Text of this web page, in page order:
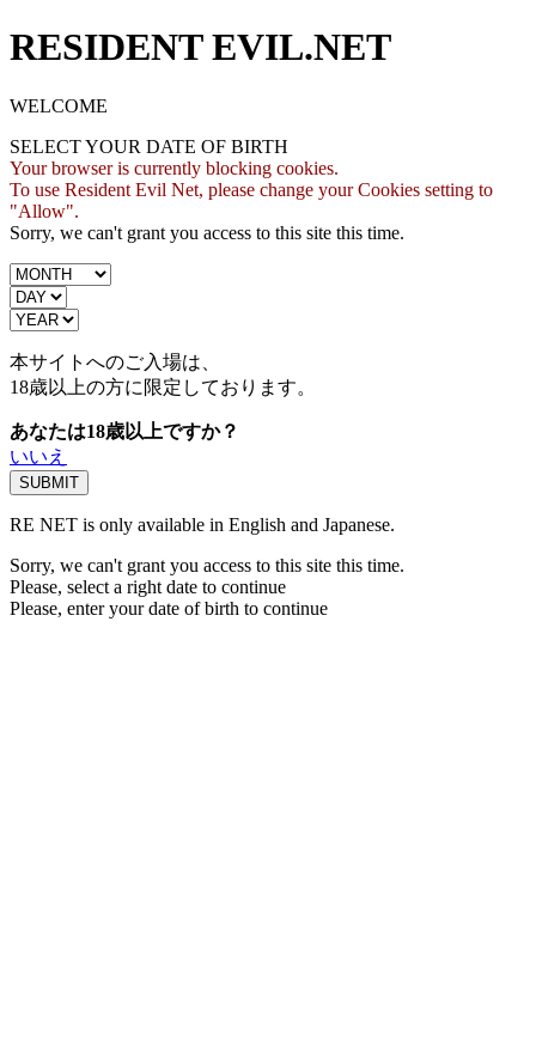
RESIDENT EVIL.NET
WELCOME
SELECT YOUR DATE OF BIRTH
Your browser is currently blocking cookies.
To use Resident Evil Net, please change your Cookies setting to
"Allow".
Sorry, we can't grant you access to this site this time.
本サイトへのご入場は、
18歳以上の方に限定しております。
あなたは18歳以上ですか？
いいえ
RE NET is only available in English and Japanese.
Sorry, we can't grant you access to this site this time.
Please, select a right date to continue
Please, enter your date of birth to continue